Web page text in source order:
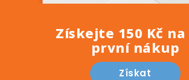
Získejte 150 Kč
první nákup
Získat